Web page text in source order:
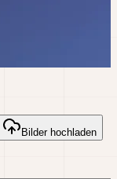
Bilder hochladen